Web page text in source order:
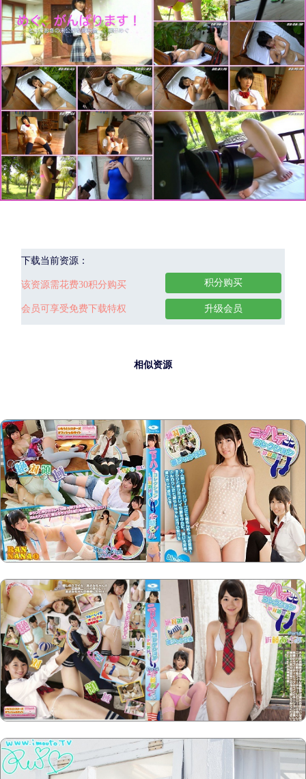
下载当前资源：
该资源需花费30积分购买
会员可享受免费下载特权
积分购买
升级会员
相似资源